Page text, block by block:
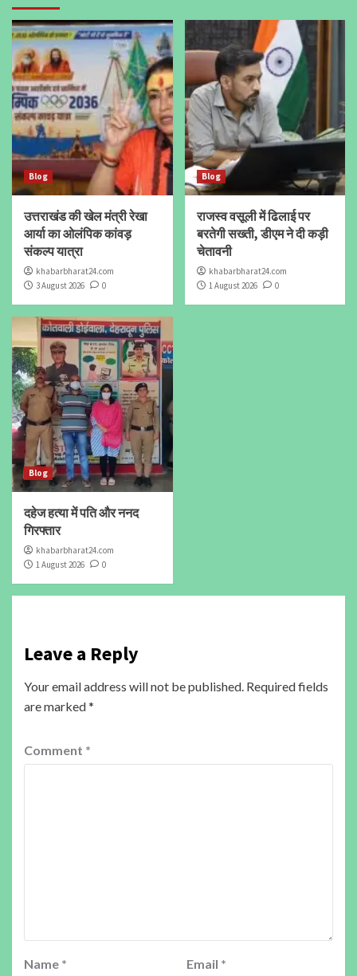
Blog
उत्तराखंड की खेल मंत्री रेखा
आर्या का ओलंपिक कांवड़
संकल्प यात्रा
khabarbharat24.com
3 August 2026
0
Blog
राजस्व वसूली में ढिलाई पर
बरतेगी सख्ती, डीएम ने दी कड़ी
चेतावनी
khabarbharat24.com
1 August 2026
0
Blog
दहेज हत्या में पति और ननद
गिरफ्तार
khabarbharat24.com
1 August 2026
0
Leave a Reply
Your email address will not be published. Required fields
are marked*
Comment *
Name * Email *